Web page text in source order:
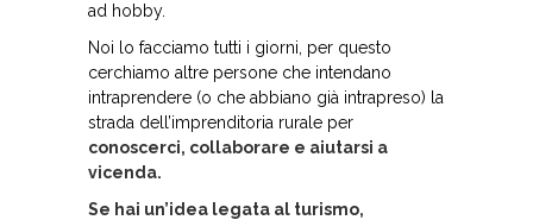
ad hobby.
Noi lo facciamo tutti i giorni, per questo
cerchiamo altre persone che intendano
intraprendere (o che abbiano già intrapreso) la
strada dell’imprenditoria rurale per
conoscerci, collaborare e aiutarsi a
vicenda.
Se hai un’idea legata al turismo,